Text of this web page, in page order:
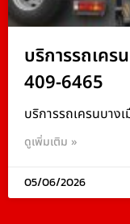
บริการรถเคร
409-6465
บริการรถเครนบาง
ดูเพิ่มเติม »
05/06/2026